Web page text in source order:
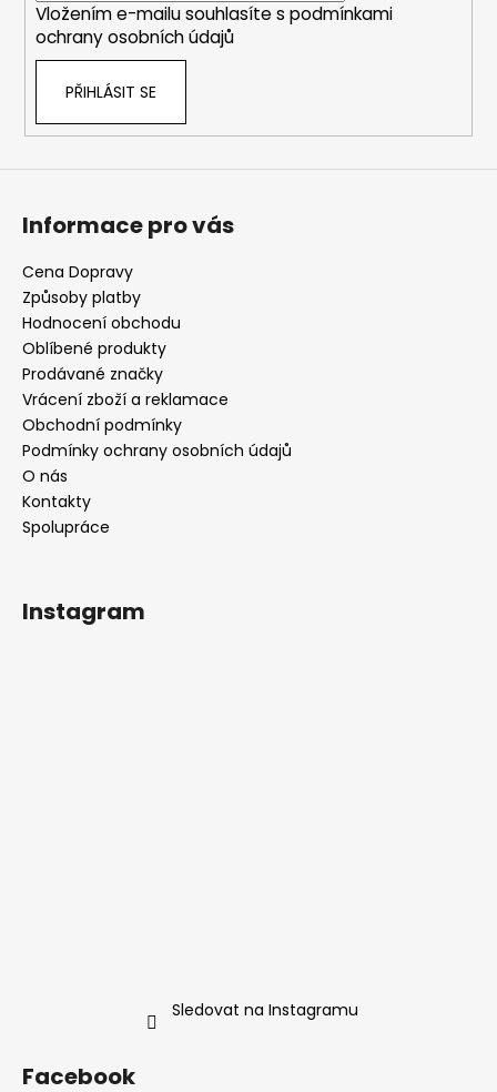
Vložením e-mailu souhlasíte s podmínkami
ochrany osobních údajů
PŘIHLÁSIT SE
Informace pro vás
Cena Dopravy
Způsoby platby
Hodnocení obchodu
Oblíbené produkty
Prodávané značky
Vrácení zboží a reklamace
Obchodní podmínky
Podmínky ochrany osobních údajů
O nás
Kontakty
Spolupráce
Instagram
Sledovat na Instagramu
Facebook